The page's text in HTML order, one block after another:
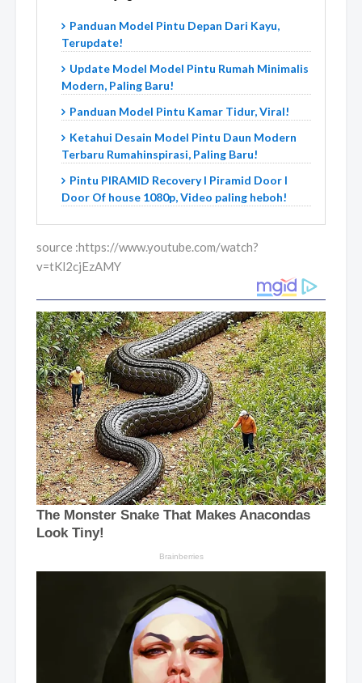
Panduan Model Pintu Depan Dari Kayu,
Terupdate!
Update Model Model Pintu Rumah Minimalis
Modern, Paling Baru!
Panduan Model Pintu Kamar Tidur, Viral!
Ketahui Desain Model Pintu Daun Modern
Terbaru Rumahinspirasi, Paling Baru!
Pintu PIRAMID Recovery l Piramid Door l
Door Of house 1080p, Video paling heboh!
source :https://www.youtube.com/watch?
v=tKl2cjEzAMY